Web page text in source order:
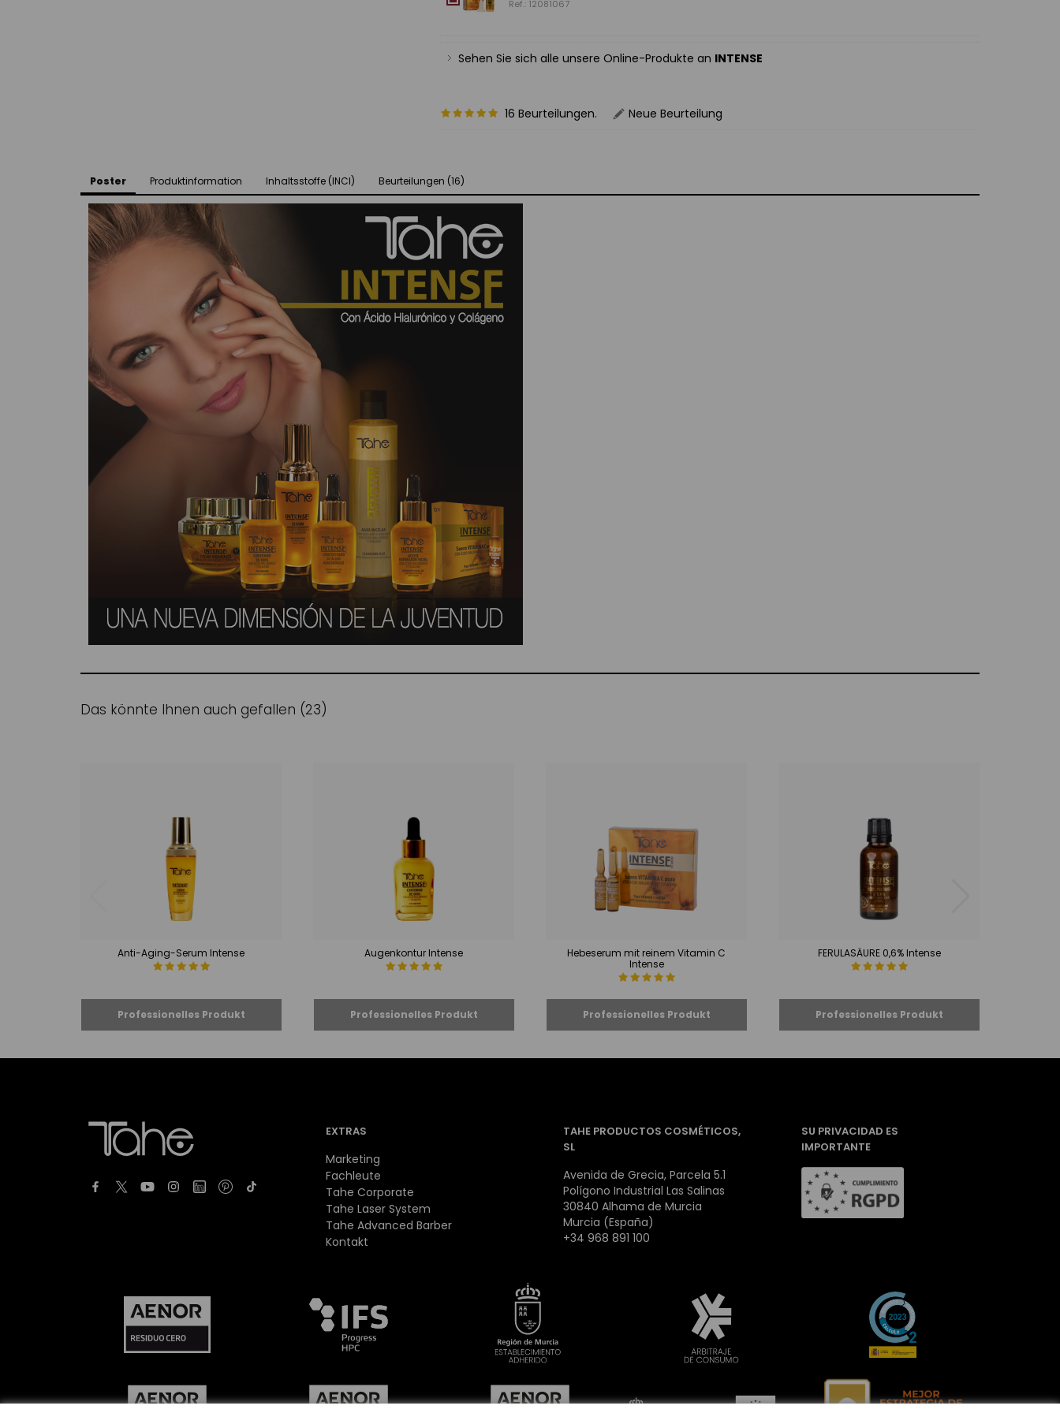
Ref.: 12081067
Sehen Sie sich alle unsere Online-Produkte an INTENSE
16 Beurteilungen. Neue Beurteilung
Poster Produktinformation Inhaltsstoffe (INCI) Beurteilungen (16)
Das könnte Ihnen auch gefallen (23)
Anti-Aging-Serum Intense Augenkontur Intense
Hebeserum mit reinem Vitamin C
Intense
FERULASÄURE 0,6% Intense
EXTRAS
Marketing
Fachleute
Tahe Corporate
Tahe Laser System
Tahe Advanced Barber
Kontakt
TAHE PRODUCTOS COSMÉTICOS,
SL
Avenida de Grecia, Parcela 5.1
Polígono Industrial Las Salinas
30840 Alhama de Murcia
Murcia (España)
+34 968 891 100
SU PRIVACIDAD ES
IMPORTANTE